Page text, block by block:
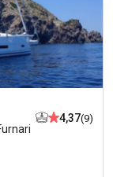
4,37(9)